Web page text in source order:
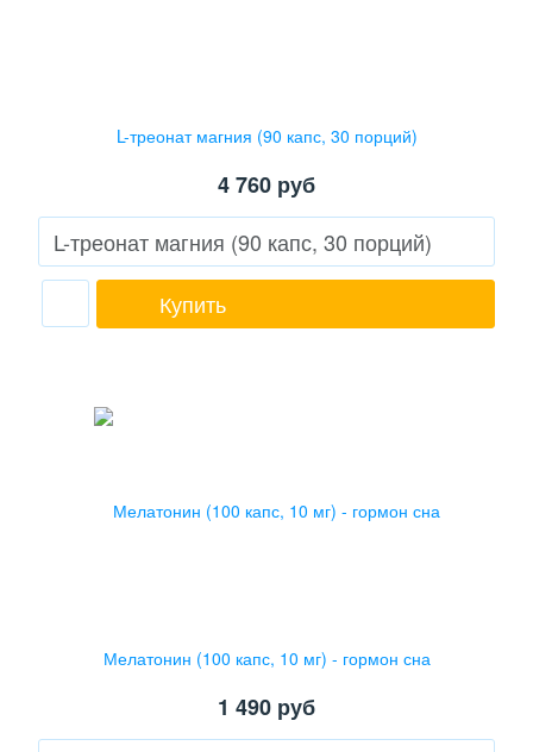
L-треонат магния (90 капс, 30 порций)
4 760 руб
Купить
Мелатонин (100 капс, 10 мг) - гормон сна
1 490 руб